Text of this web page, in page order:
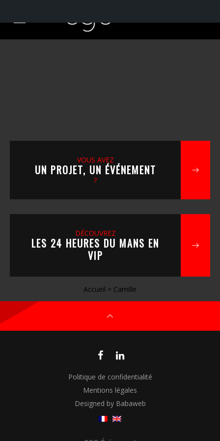
VOUS AVEZ
UN PROJET, UN ÉVÉNEMENT
?
DÉCOUVREZ
LES 24 HEURES DU MANS EN
VIP
Accueil = Camille
Politique de confidentialité
Mentions légales
Designed by Babaweb